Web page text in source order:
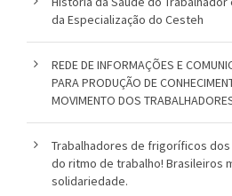
da Especialização do Cesteh
REDE DE INFORMAÇÕES E
PARA PRODUÇÃO DE
MOVIMENTO DOS
Trabalhadores de frigoríficos
do ritmo de trabalho! Brasileiros
solidariedade.